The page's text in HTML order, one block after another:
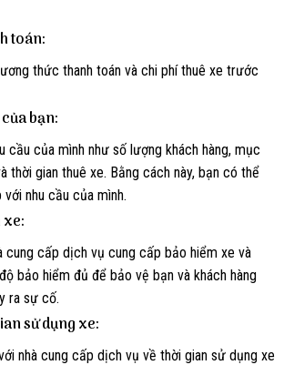
toán:
thức thanh toán và chi phí thuê xe trước
bạn:
cầu của mình như số lượng khách hàng, mục
thời gian thuê xe. Bằng cách này, bạn có thể
nhu cầu của mình.
xe:
cung cấp dịch vụ cung cấp bảo hiểm xe và
bảo hiểm đủ để bảo vệ bạn và khách hàng
ra sự cố.
sử dụng xe:
nhà cung cấp dịch vụ về thời gian sử dụng xe